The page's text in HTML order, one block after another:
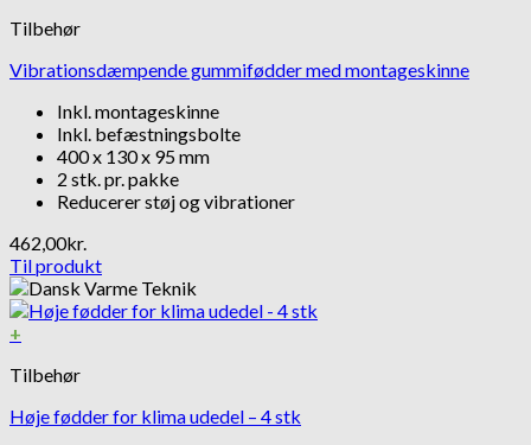
Tilbehør
Vibrationsdæmpende gummifødder med montageskinne
Inkl. montageskinne
Inkl. befæstningsbolte
400 x 130 x 95 mm
2 stk. pr. pakke
Reducerer støj og vibrationer
462,00kr.
Til produkt
+
Tilbehør
Høje fødder for klima udedel – 4 stk